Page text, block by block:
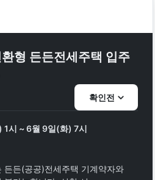
형 든든전세주택 입주
확인전
1시 ~ 6월 9일(화) 7시
든든(공공)전세주택 기계약자와